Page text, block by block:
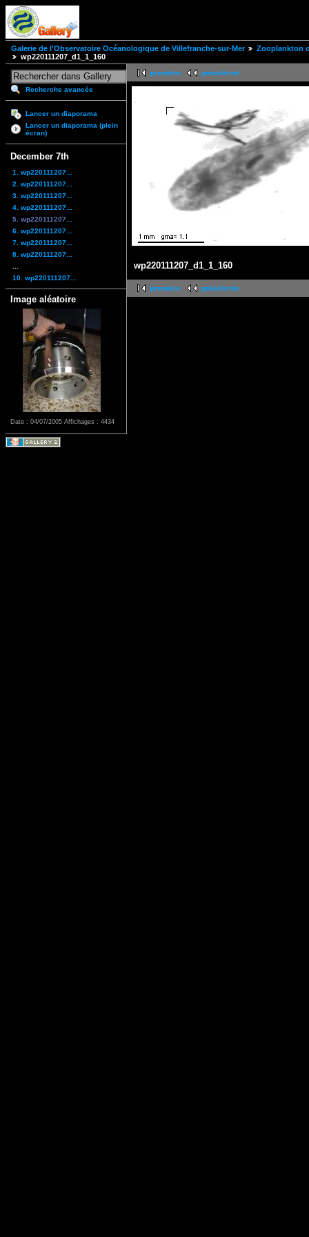
Galerie de l'Observatoire Océanologique de Villefranche-sur-Mer
Zooplankton
wp220111207_d1_1_160
Recherche avancée
Lancer un diaporama
Lancer un diaporama (plein
écran)
December 7th
1. wp220111207...
2. wp220111207...
3. wp220111207...
4. wp220111207...
5. wp220111207...
6. wp220111207...
7. wp220111207...
8. wp220111207...
10. wp220111207...
Image aléatoire
Date : 04/07/2005 Affichages : 4434
première précédente
wp220111207_d1_1_160
première précédente